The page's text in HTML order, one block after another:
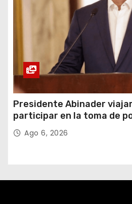
Presidente Abinader
participar en la toma de
Abelardo de la Espriella
Ago 6, 2026